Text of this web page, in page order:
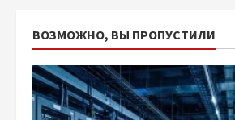
ВОЗМОЖНО, ВЫ ПРОПУСТИЛИ